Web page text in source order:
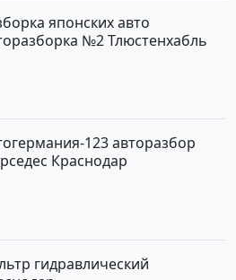
японских авто
№2 Тлюстенхабль
123 авторазбор
Краснодар
гидравлический